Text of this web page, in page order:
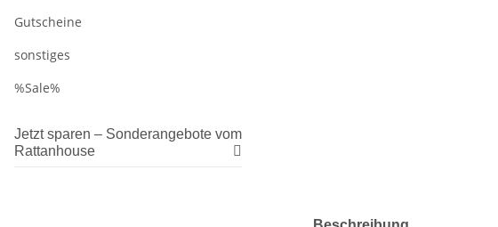
weitere Registerkarten anzeigen
Gutscheine
sonstiges
%Sale%
Jetzt sparen – Sonderangebote vom
Rattanhouse